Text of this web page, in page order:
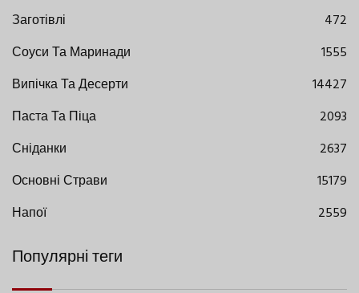
Заготівлі
472
Соуси Та Маринади
1555
Випічка Та Десерти
14427
Паста Та Піца
2093
Сніданки
2637
Основні Страви
15179
Напої
2559
Популярні теги